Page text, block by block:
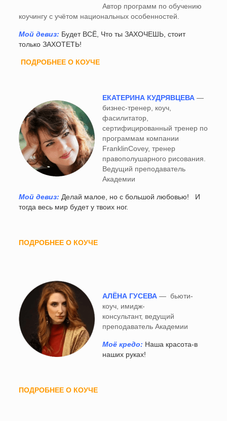
Автор программ по обучению
коучингу с учётом национальных особенностей.
Мой девиз: Будет ВСЁ, Что ты ЗАХОЧЕШЬ, стоит
только ЗАХОТЕТЬ!
ПОДРОБНЕЕ О КОУЧЕ
ЕКАТЕРИНА КУДРЯВЦЕВА—
бизнес-тренер, коуч,
фасилитатор,
сертифицированный тренер по
программам компании
FranklinCovey, тренер
правополушарного рисования.
Ведущий преподаватель
Академии
Мой девиз: Делай малое, но с большой любовью! И
тогда весь мир будет у твоих ног.
ПОДРОБНЕЕ О КОУЧЕ
АЛЁНА ГУСЕВА— бьюти-
коуч, имидж-
консультант, ведущий
преподаватель Академии
Моё кредо: Наша красота-в
наших руках!
ПОДРОБНЕЕ О КОУЧЕ